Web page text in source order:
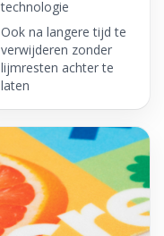
technologie
Ook na langere tijd te
verwijderen zonder
lijmresten achter te
laten